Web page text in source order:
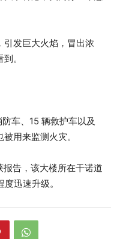
引发巨大火焰，冒出浓
。
车、15 辆救护车以及
用来监测火灾。
告，该大楼所在干诺道
迅速升级。